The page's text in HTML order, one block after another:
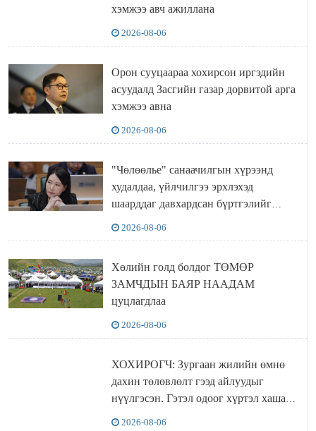
хэмжээ авч ажиллана
2026-08-06
Орон сууцаараа хохирсон иргэдийн
асуудалд Засгийн газар дорвитой арга
хэмжээ авна
2026-08-06
"Чөлөөлье" санаачилгын хүрээнд
худалдаа, үйлчилгээ эрхлэхэд
шаарддаг давхардсан бүртгэлийг
2026-08-06
Хөлийн голд болдог ТӨМӨР
ЗАМЧДЫН БАЯР НААДАМ
цуцлагдлаа
2026-08-06
ХОХИРОГЧ: Зургаан жилийн өмнө
дахин төлөвлөлт гээд айлуудыг
нүүлгэсэн. Гэтэл одоог хүртэл хашаа
2026-08-06